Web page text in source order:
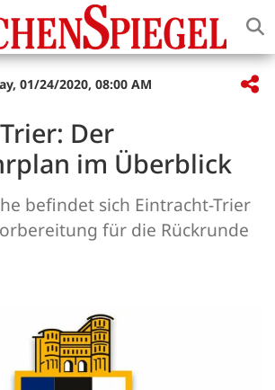
01/24/2020, 08:00 AM
Der
im Überblick
befindet sich Eintracht-Trier
für die Rückrunde